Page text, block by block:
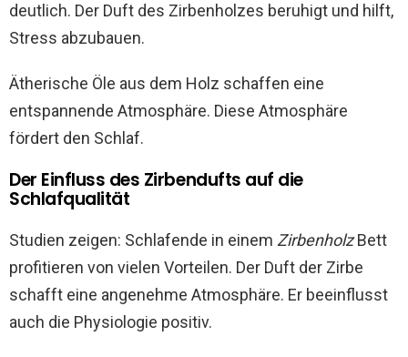
deutlich. Der Duft des Zirbenholzes beruhigt und hilft,
Stress abzubauen.
Ätherische Öle aus dem Holz schaffen eine
entspannende Atmosphäre. Diese Atmosphäre
fördert den Schlaf.
Der Einfluss des Zirbendufts auf die
Schlafqualität
Studien zeigen: Schlafende in einem ZirbenholzBett
profitieren von vielen Vorteilen. Der Duft der Zirbe
schafft eine angenehme Atmosphäre. Er beeinflusst
auch die Physiologie positiv.